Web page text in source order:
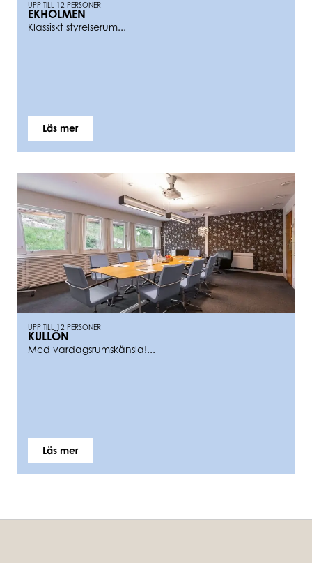
UPP TILL 12 PERSONER
EKHOLMEN
Klassiskt styrelserum...
Läs mer
UPP TILL 12 PERSONER
KULLÖN
Med vardagsrumskänsla!...
Läs mer